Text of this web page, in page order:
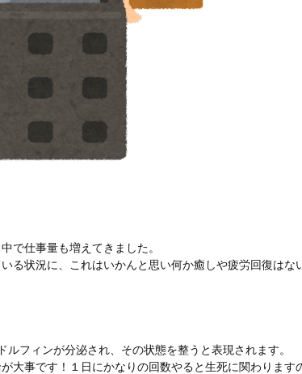
で仕事量も増えてきました。
る状況に、これはいかんと思い何か癒しや疲労回復はな
フィンが分泌され、その状態を整うと表現されます。
事です！１日にかなりの回数やると生死に関わります